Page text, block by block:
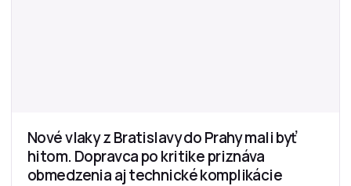
Nové vlaky z Bratislavy do Prahy mali byť
hitom. Dopravca po kritike priznáva
obmedzenia aj technické komplikácie